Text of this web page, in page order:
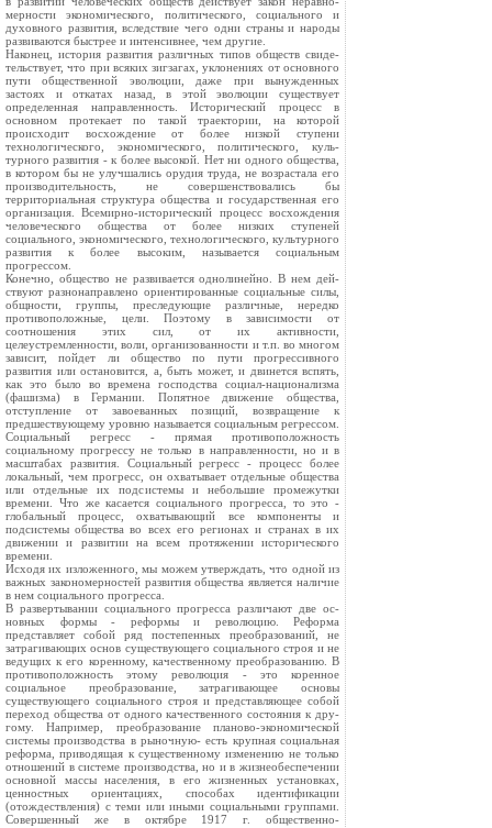
мерности экономического, политического, социального и
духовно­го развития, вследствие чего одни страны и народы
развиваются быстрее и интенсивнее, чем другие.
Наконец, история развития различных типов обществ свиде­
тельствует, что при всяких зигзагах, уклонениях от основного
пути общественной эволюции, даже при вынужденных
застоях и откатах назад, в этой эволюции существует
определенная направлен­ность. Исторический процесс в
основном протекает по такой тра­ектории, на которой
происходит восхождение от более низкой ступени
технологического, экономического, политического, куль­
турного развития - к более высокой. Нет ни одного общества,
в котором бы не улучшались орудия труда, не возрастала его
произ­водительность, не совершенствовались бы
территориальная струк­тура общества и государственная его
организация. Всемирно-исторический процесс восхождения
человеческого общества от более низких ступеней
социального, экономического, технологи­ческого, культурного
развития к более высоким, называется соци­альным
прогрессом.
Конечно, общество не развивается однолинейно. В нем дей­
ствуют разнонаправлено ориентированные социальные силы,
общности, группы, преследующие различные, нередко
противопо­ложные, цели. Поэтому в зависимости от
соотношения этих сил, от их активности,
целеустремленности, воли, организованности и т.п. во многом
зависит, пойдет ли общество по пути прогрессивного
развития или остановится, а, быть может, и двинется вспять,
как это было во времена господства социал-национализма
(фашизма) в Германии. Попятное движение общества,
отступление от завое­ванных позиций, возвращение к
предшествующему уровню назы­вается социальным регрессом.
Социальный регресс - прямая про­тивоположность
социальному прогрессу не только в направленно­сти, но и в
масштабах развития. Социальный регресс - процесс бо­лее
локальный, чем прогресс, он охватывает отдельные общества
или отдельные их подсистемы и небольшие промежутки
времени. Что же касается социального прогресса, то это -
глобальный про­цесс, охватывающий все компоненты и
подсистемы общества во всех его регионах и странах в их
движении и развитии на всем протяжении исторического
времени.
Исходя их изложенного, мы можем утверждать, что одной из
важных закономерностей развития общества является наличие
в нем социального прогресса.
В развертывании социального прогресса различают две ос­
новных формы - реформы и революцию. Реформа
представляет собой ряд постепенных преобразований, не
затрагивающих основ существующего социального строя и не
ведущих к его коренному, качественному преобразованию. В
противоположность этому ре­волюция - это коренное
социальное преобразование, затрагивающее основы
существующего социального строя и представляющее собой
переход общества от одного качественного состояния к дру­
гому. Например, преобразование планово-экономической
системы производства в рыночную- есть крупная социальная
реформа, приводящая к существенному изменению не только
отношений в системе производства, но и в жизнеобеспечении
основной массы населения, в его жизненных установках,
ценностных ориентациях, способах идентификации
(отождествления) с теми или иными со­циальными группами.
Совершенный же в октябре 1917 г. общест­венно-